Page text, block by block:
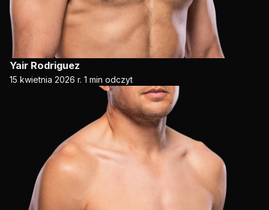
Yair Rodriguez
15 kwietnia 2026 r. 1 min odczyt